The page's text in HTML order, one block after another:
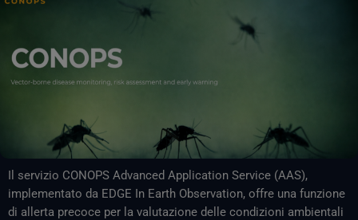
Il servizio CONOPS Advanced Application Service (AAS),
implementato da EDGE In Earth Observation, offre una funzione
di allerta precoce per la valutazione delle condizioni ambientali